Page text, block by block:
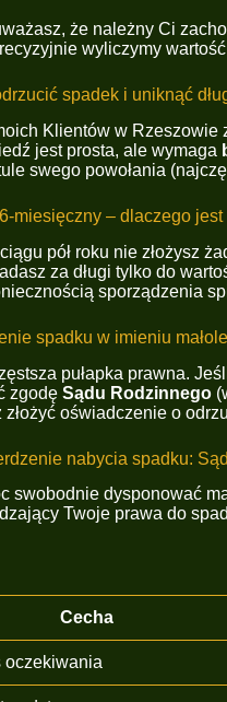
że należny Ci
wyliczymy
spadek i uniknąć
Klientów w Rzeszowie
jest prosta, ale wymaga
swego powołania
miesięczny – dlaczego
pół roku nie złożysz
za długi tylko do
sporządzenia
spadku w imieniu
pułapka prawna.
zgodęSądu Rodzinnego
złożyć oświadczenie o
nabycia spadku:
swobodnie dysponować
Twoje prawa do
Cecha
oczekiwania